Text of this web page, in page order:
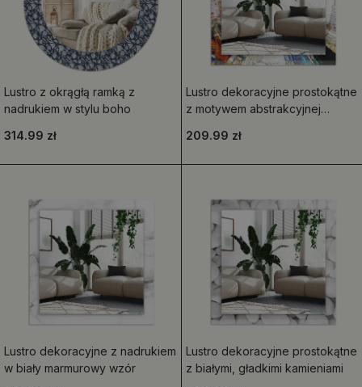
Lustro z okrągłą ramką z
nadrukiem w stylu boho
314.99 zł
Lustro dekoracyjne prostokątne
z motywem abstrakcyjnej
209.99 zł
Lustro dekoracyjne z nadrukiem
w biały marmurowy wzór
Lustro dekoracyjne prostokątne
z białymi, gładkimi kamieniami